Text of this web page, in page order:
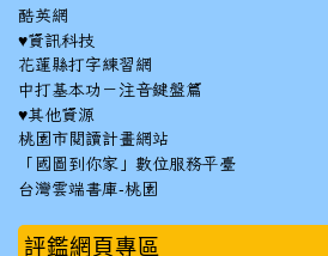
酷英網
♥資訊科技
花蓮縣打字練習網
中打基本功－注音鍵盤篇
♥其他資源
桃園市閱讀計畫網站
「國圖到你家」數位服務平臺
台灣雲端書庫-桃園
::: 評鑑網頁專區